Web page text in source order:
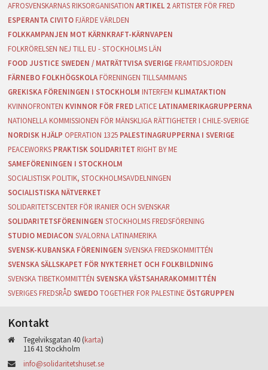
AFROSVENSKARNAS RIKSORGANISATION ARTIKEL 2 ARTISTER FÖR FRED
ESPERANTA CIVITO FJÄRDE VÄRLDEN
FOLKKAMPANJEN MOT KÄRNKRAFT-KÄRNVAPEN
FOLKRÖRELSEN NEJ TILL EU - STOCKHOLMS LÄN
FOOD JUSTICE SWEDEN / MATRÄTTVISA SVERIGE FRAMTIDSJORDEN
FÄRNEBO FOLKHÖGSKOLA FÖRENINGEN TILLSAMMANS
GREKISKA FÖRENINGEN I STOCKHOLM INTERFEM KLIMATAKTION
KVINNOFRONTEN KVINNOR FÖR FRED LATICE LATINAMERIKAGRUPPERNA
NATIONELLA KOMMISSIONEN FÖR MÄNSKLIGA RÄTTIGHETER I CHILE-SVERIGE
NORDISK HJÄLP OPERATION 1325 PALESTINAGRUPPERNA I SVERIGE
PEACEWORKS PRAKTISK SOLIDARITET RIGHT BY ME
SAMEFÖRENINGEN I STOCKHOLM
SOCIALISTISK POLITIK, STOCKHOLMSAVDELNINGEN
SOCIALISTISKA NÄTVERKET
SOLIDARITETSCENTER FÖR IRANIER OCH SVENSKAR
SOLIDARITETSFÖRENINGEN STOCKHOLMS FREDSFÖRENING
STUDIO MEDIACON SVALORNA LATINAMERIKA
SVENSK-KUBANSKA FÖRENINGEN SVENSKA FREDSKOMMITTÉN
SVENSKA SÄLLSKAPET FÖR NYKTERHET OCH FOLKBILDNING
SVENSKA TIBETKOMMITTÉN SVENSKA VÄSTSAHARAKOMMITTÉN
SVERIGES FREDSRÅD SWEDO TOGETHER FOR PALESTINE ÖSTGRUPPEN
Kontakt
Tegelviksgatan 40 (karta)
116 41 Stockholm
info@solidaritetshuset.se